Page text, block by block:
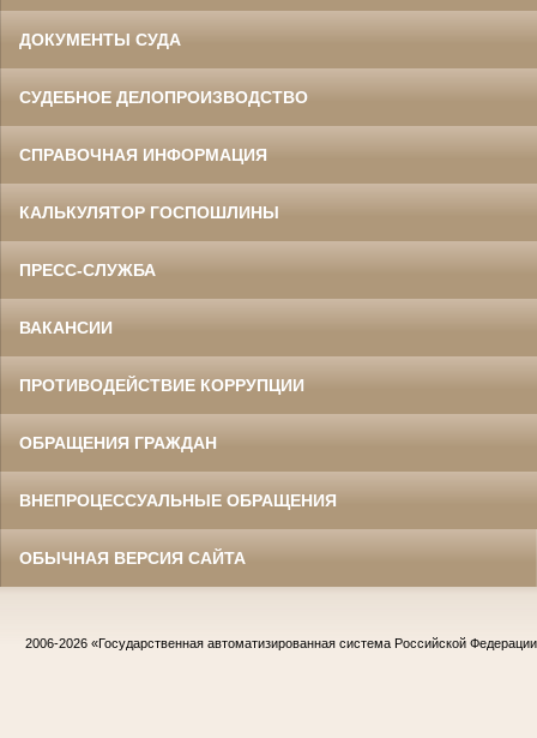
ДОКУМЕНТЫ СУДА
СУДЕБНОЕ ДЕЛОПРОИЗВОДСТВО
СПРАВОЧНАЯ ИНФОРМАЦИЯ
КАЛЬКУЛЯТОР ГОСПОШЛИНЫ
ПРЕСС-СЛУЖБА
ВАКАНСИИ
ПРОТИВОДЕЙСТВИЕ КОРРУПЦИИ
ОБРАЩЕНИЯ ГРАЖДАН
ВНЕПРОЦЕССУАЛЬНЫЕ ОБРАЩЕНИЯ
ОБЫЧНАЯ ВЕРСИЯ САЙТА
2006-2026 «Государственная автоматизированная система Российской